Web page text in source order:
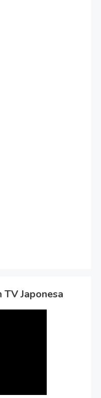
TV Japonesa